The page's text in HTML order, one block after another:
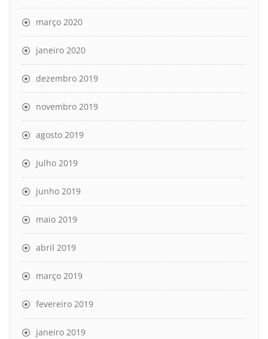
março 2020
janeiro 2020
dezembro 2019
novembro 2019
agosto 2019
julho 2019
junho 2019
maio 2019
abril 2019
março 2019
fevereiro 2019
janeiro 2019